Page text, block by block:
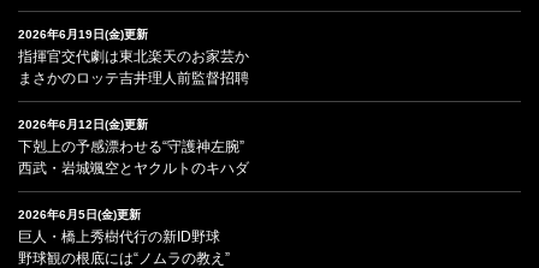
2026年6月19日(金)更新
指揮官交代劇は東北楽天のお家芸か
まさかのロッテ吉井理人前監督招聘
2026年6月12日(金)更新
下剋上の予感漂わせる“守護神左腕”
西武・岩城颯空とヤクルトのキハダ
2026年6月5日(金)更新
巨人・橋上秀樹代行の新ID野球
野球観の根底には“ノムラの教え”